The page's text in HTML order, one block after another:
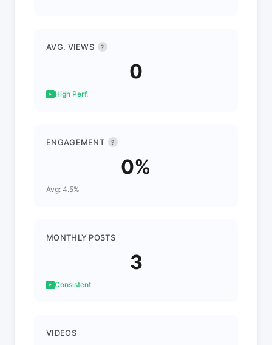
AVG. VIEWS ?
0
High Perf.
ENGAGEMENT ?
0%
Avg: 4.5%
MONTHLY POSTS
3
Consistent
VIDEOS